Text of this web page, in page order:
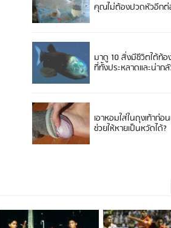
คุณไม่ต้องปวดหัวอีกต่
มาดู 10 สิ่งมีชีวิตใต้ท้อ
ที่ทั้งประหลาดและน่าก
เอาหอมใส่ในถุงเท้าก่อ
ช่วยให้หายเป็นหวัดได้?